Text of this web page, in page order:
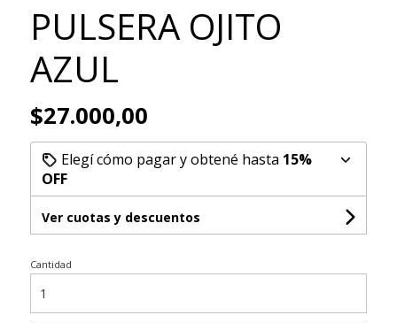
PULSERA OJITO
AZUL
$27.000,00
Elegí cómo pagar y obtené hasta 15%
OFF
Ver cuotas y descuentos
Cantidad